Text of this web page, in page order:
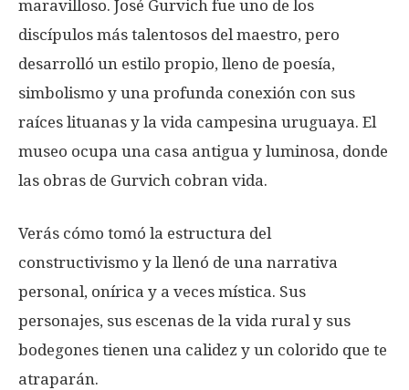
maravilloso. José Gurvich fue uno de los
discípulos más talentosos del maestro, pero
desarrolló un estilo propio, lleno de poesía,
simbolismo y una profunda conexión con sus
raíces lituanas y la vida campesina uruguaya. El
museo ocupa una casa antigua y luminosa, donde
las obras de Gurvich cobran vida.
Verás cómo tomó la estructura del
constructivismo y la llenó de una narrativa
personal, onírica y a veces mística. Sus
personajes, sus escenas de la vida rural y sus
bodegones tienen una calidez y un colorido que te
atraparán.